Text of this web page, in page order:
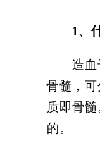
1、什
造血干
骨髓，
质即骨
的。